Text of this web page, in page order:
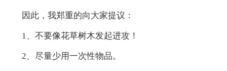
因此，我郑重的向大家提议：
1、不要像花草树木发起进攻！
2、尽量少用一次性物品。